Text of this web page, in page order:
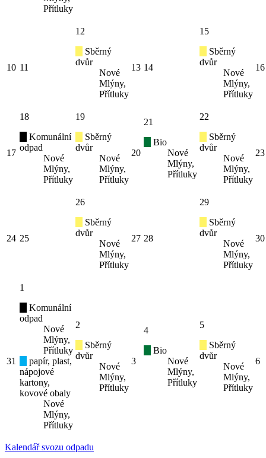
Přítluky
10 11
12
Sběrný
dvůr
Nové
Mlýny,
Přítluky
13 14
15
Sběrný
dvůr
Nové
Mlýny,
Přítluky
16
17
18
Komunální
odpad
Nové
Mlýny,
Přítluky
19
Sběrný
dvůr
Nové
Mlýny,
Přítluky
20
21
Bio
Nové
Mlýny,
Přítluky
22
Sběrný
dvůr
Nové
Mlýny,
Přítluky
23
24 25
26
Sběrný
dvůr
Nové
Mlýny,
Přítluky
27 28
29
Sběrný
dvůr
Nové
Mlýny,
Přítluky
30
31
1
Komunální
odpad
Nové
Mlýny,
Přítluky
papír, plast,
nápojové
kartony,
kovové obaly
Nové
Mlýny,
Přítluky
2
Sběrný
dvůr
Nové
Mlýny,
Přítluky
3
4
Bio
Nové
Mlýny,
Přítluky
5
Sběrný
dvůr
Nové
Mlýny,
Přítluky
6
Kalendář svozu odpadu